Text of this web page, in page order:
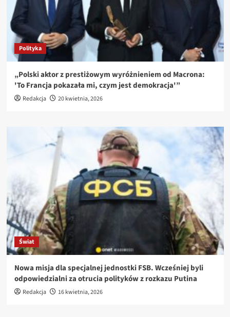
Polityka
„Polski aktor z prestiżowym wyróżnieniem od Macrona:
'To Francja pokazała mi, czym jest demokracja'”
Redakcja 20 kwietnia, 2026
Świat
Nowa misja dla specjalnej jednostki FSB. Wcześniej byli
odpowiedzialni za otrucia polityków z rozkazu Putina
Redakcja 16 kwietnia, 2026